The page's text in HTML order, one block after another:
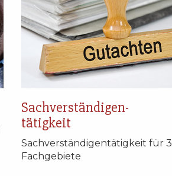
Sachverständigen-
tätigkeit
Sachverständigentätigkeit für 3
Fachgebiete